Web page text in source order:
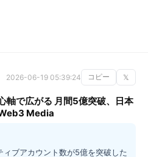
2026-06-19 05:39:24 コピー 𝕏
軸で広がる 月間5億突破、日本
Media
ブアカウント数が5億を突破した